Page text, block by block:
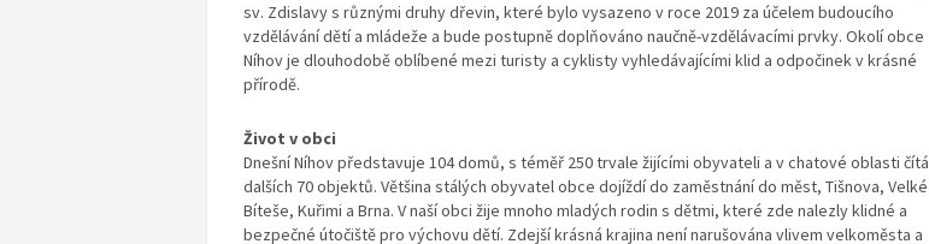
sv. Zdislavy s různými druhy dřevin, které bylo vysazeno v roce 2019 za účelem budoucího
vzdělávání dětí a mládeže a bude postupně doplňováno naučně-vzdělávacími prvky. Okolí obce
Níhov je dlouhodobě oblíbené mezi turisty a cyklisty vyhledávajícími klid a odpočinek v krásné
přírodě.
Život v obci
Dnešní Níhov představuje 104 domů, s téměř 250 trvale žijícími obyvateli a v chatové oblasti čítá
dalších 70 objektů. Většina stálých obyvatel obce dojíždí do zaměstnání do měst, Tišnova, Velké
Bíteše, Kuřimi a Brna. V naší obci žije mnoho mladých rodin s dětmi, které zde nalezly klidné a
bezpečné útočiště pro výchovu dětí. Zdejší krásná krajina není narušována vlivem velkoměsta a